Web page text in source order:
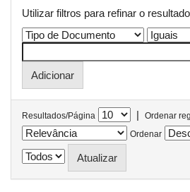
Utilizar filtros para refinar o
Resultados/Página |
Ordenar
Ordenar